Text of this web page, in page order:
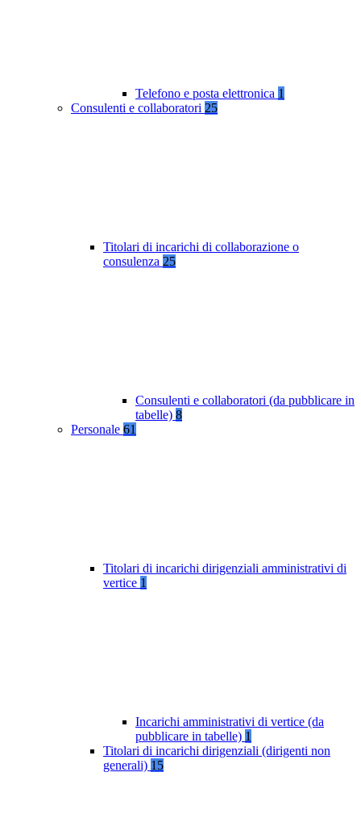
Telefono e posta elettronica 1
Consulenti e collaboratori 25
Titolari di incarichi di collaborazione o
consulenza 25
Consulenti e collaboratori (da pubblicare in
tabelle) 8
Personale 61
Titolari di incarichi dirigenziali amministrativi di
vertice 1
Incarichi amministrativi di vertice (da
pubblicare in tabelle) 1
Titolari di incarichi dirigenziali (dirigenti non
generali) 15